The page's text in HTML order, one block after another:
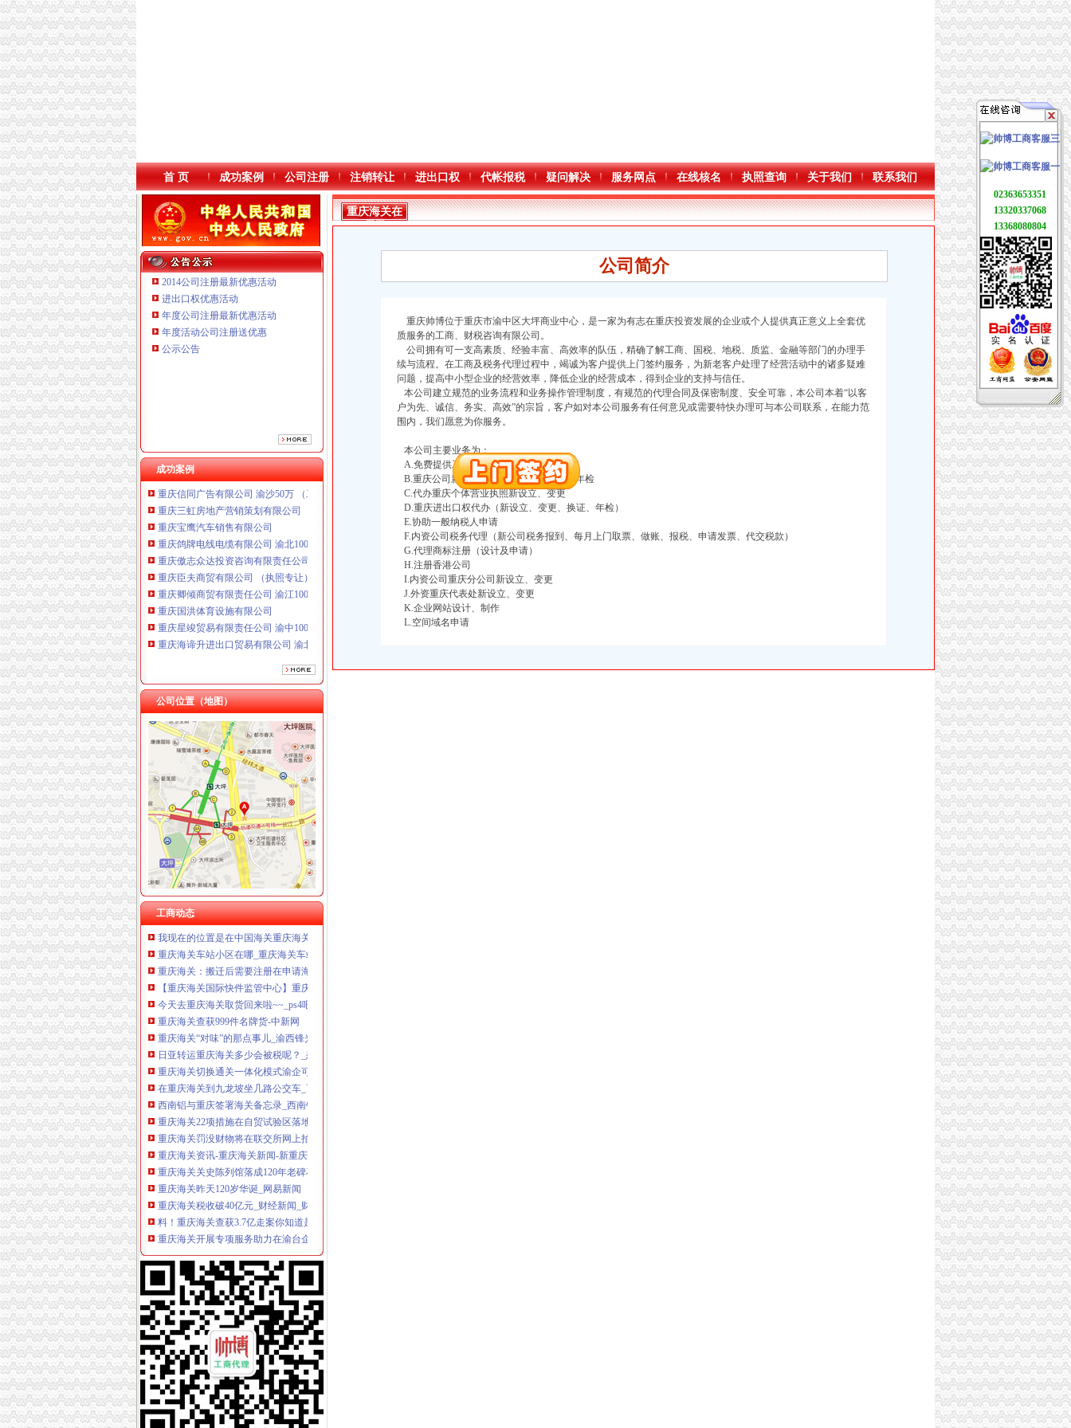
本站导航
首 页 成功案例 公司注册 注销转让 进出口权 代帐报税 疑问解决 服务网点 在线核名 执照查询 关于我们 联系我们
2014公司注册最新优惠活动
进出口权优惠活动
年度公司注册最新优惠活动
年度活动公司注册送优惠
公示公告
成功案例
重庆鸽牌电线电缆有限公司 渝北10010万 (进出口权)
重庆傲志众达投资咨询有限责任公司 渝九1000万 （增资）
重庆海谛升进出口贸易有限公司 渝北100万 （进出口权）
重庆奕欣锦诚商贸有限公司 渝九50万 （工商注册）
重庆信同广告有限公司 渝沙50万 （工商注册）
重庆三虹房地产营销策划有限公司
重庆宝鹰汽车销售有限公司
重庆鸽牌电线电缆有限公司 渝北10010万 (进出口权)
重庆傲志众达投资咨询有限责任公司 渝九1000万 （增资）
重庆臣夫商贸有限公司 （执照专让）
重庆卿倾商贸有限责任公司 渝江100万 （工商注册）
重庆国洪体育设施有限公司
重庆星竣贸易有限责任公司 渝中100万 （进出口权）
重庆海谛升进出口贸易有限公司 渝北100万 （进出口权）
重庆奕欣锦诚商贸有限公司 渝九50万 （工商注册）
重庆三虹房地产营销策划有限公司
重庆宝鹰汽车销售有限公司
公司位置（地图）
工商动态
重庆海关在哪里
日淘包裹不幸被税,回忆一下我从重庆上清寺海关取包裹的流程-海淘
重庆GDP超过深圳将发生在哪一年?-知乎
重庆海关在哪_重庆海关怎么走_怎么去重庆海关-住哪网
重庆海关-搜百科
重庆海关服务大厅页
【重庆海关】重庆海关电话,重庆海关地址_图吧地图
重庆海关在哪里哟-旅行专家-房天下问答
我现在的位置是在中国海关重庆海关,过来看..-Οο`坚持的主页
重庆海关车站小区在哪_重庆海关车站小区怎么走_怎么去重庆海关车站
重庆海关：搬迁后需要注册在申请海关登记吗？-报关员通关指南--育路
【重庆海关国际快件监管中心】重庆海关国际快件监管中心电话,重庆
今天去重庆海关取货回来啦~~_ps4吧_百度贴吧
重庆海关查获999件名牌货-中新网
重庆海关“对味”的那点事儿_渝西锋光V_新浪博客
日亚转运重庆海关多少会被税呢？_想在日亚买东西不知道多少会被_
重庆海关切换通关一体化模式渝企可在全国任一海关办手续_凤凰资讯
在重庆海关到九龙坡坐几路公交车_百度知道
西南铝与重庆签署海关备忘录_西南铝-中国建材网
重庆海关22项措施在自贸试验区落地生效-上游新闻汇聚向上的力量
重庆海关罚没财物将在联交所网上拍卖-联交所,114.3,互联网,原
重庆海关资讯-重庆海关新闻-新重庆海关信息|
重庆海关关史陈列馆落成120年老碑石成镇馆宝_网易新闻
重庆海关昨天120岁华诞_网易新闻
重庆海关税收破40亿元_财经新闻_财经_腾讯网
料！重庆海关查获3.7亿走案你知道是哪个项目吗？_新闻中心_赢
重庆海关开展专项服务助力在渝台企发展
重庆海关全力支持“一枢纽两高地”建设_房产资讯-重庆房天下
重庆海关到加洲坐什么车到那里去_搜问问
料！重庆海关查获3.7亿走案你知道是哪个项目吗？_新闻中心_赢
重庆海关出口企业使用电子帐册通关时间缩至一周-新闻频道-和讯网
重庆海关罚没财物处置创互联网竞价模式-搜狐IT
重庆海关与重庆台资企业协会签署合作备忘录
成都、重庆海关签署区域通关合作备忘录-中新网
重庆海关查获数起快件走品案_中国江苏网
成都、重庆海关签署区域通关合作备忘录-财经频道-金融界
重庆海关：做好转型升级“加速器”-搜狐财经
重庆海关助力重庆开放经济发展_新闻_南海网
助力渝洽会重庆海关开通“绿通道”——网·重庆视窗—重庆权
重庆海关在
哪里
公司简介
重庆帅博位于重庆市渝中区大坪商业中心，是一家为有志在重庆投资发展的企业或个人提供真正意义上全套优
质服务的工商、财税咨询有限公司。
公司拥有可一支高素质、经验丰富、高效率的队伍，精确了解工商、国税、地税、质监、金融等部门的办理手
续与流程。在工商及税务代理过程中，竭诚为客户提供上门签约服务，为新老客户处理了经营活动中的诸多疑难
问题，提高中小型企业的经营效率，降低企业的经营成本，得到企业的支持与信任。
本公司建立规范的业务流程和业务操作管理制度，有规范的代理合同及保密制度、安全可靠，本公司本着“以客
户为先、诚信、务实、高效”的宗旨，客户如对本公司服务有任何意见或需要特快办理可与本公司联系，在能力范
围内，我们愿意为你服务。
本公司主要业务为：
A.免费提供工商及税务咨询服务
B.重庆公司新设立、变更、验资、增资、年检
C.代办重庆个体营业执照新设立、变更
D.重庆进出口权代办（新设立、变更、换证、年检）
E.协助一般纳税人申请
F.内资公司税务代理（新公司税务报到、每月上门取票、做账、报税、申请发票、代交税款）
G.代理商标注册（设计及申请）
H.注册香港公司
I.内资公司重庆分公司新设立、变更
J.外资重庆代表处新设立、变更
K.企业网站设计、制作
L.空间域名申请
02363653351
13320337068
13368080804